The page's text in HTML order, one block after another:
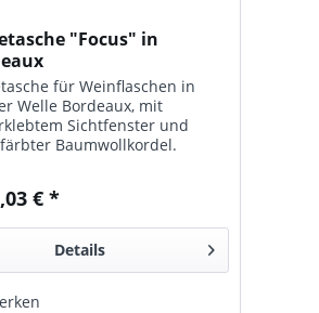
"Focus" in
für Weinflaschen in
Welle Bordeaux, mit
Sichtfenster und
Baumwollkordel.
2 x 0,75 l oder 1,0 l
€ *
Details